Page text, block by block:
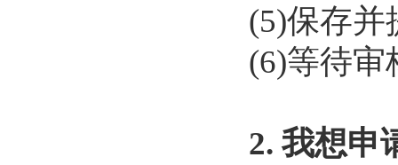
(5)保存并
(6)等待审
2. 我想申